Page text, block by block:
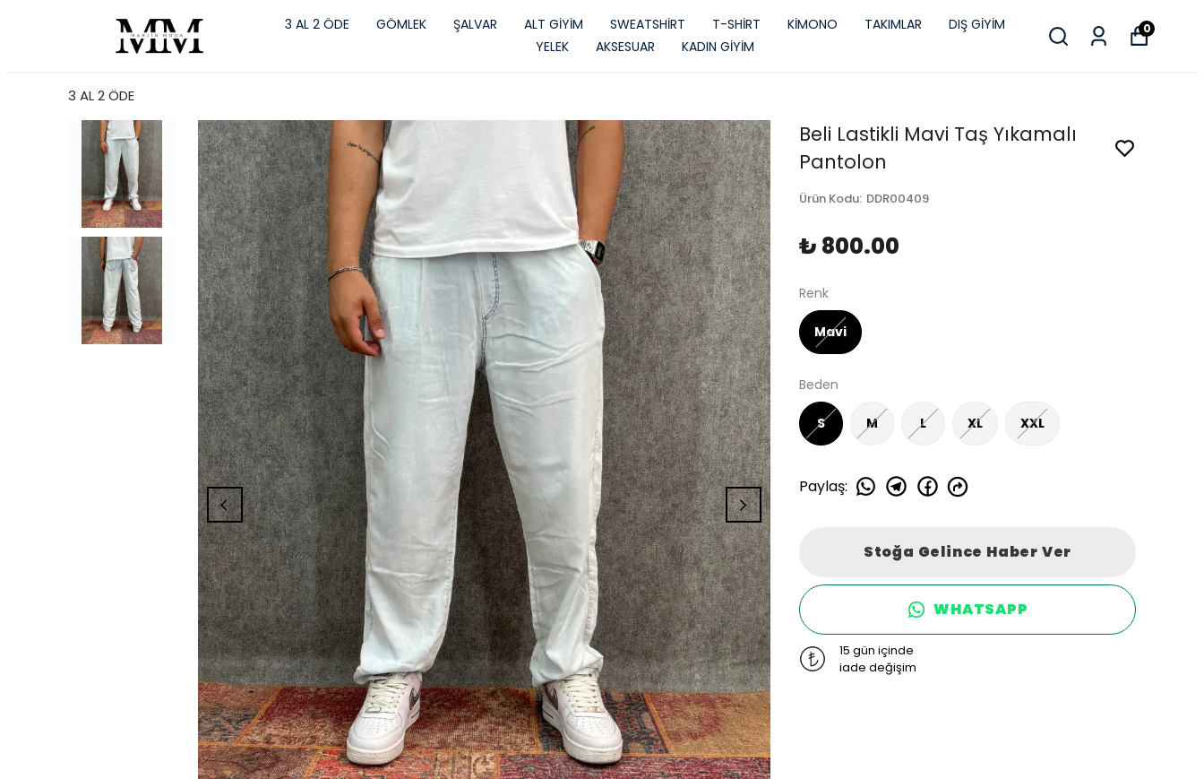
3 AL 2 ÖDE GÖMLEK ŞALVAR ALT GİYİM SWEATSHİRT T-SHİRT KİMONO TAKIMLAR
DIŞ GİYİM
YELEK
AKSESUAR KADIN GİYİM
0
3 AL 2 ÖDE
Beli Lastikli Mavi Taş Yıkamalı
Pantolon
Ürün Kodu: DDR00409
₺ 800.00
Renk
Mavi
Beden
S M L XL XXL
Paylaş:
Stoğa Gelince Haber Ver
WHATSAPP
15 gün içinde
iade değişim